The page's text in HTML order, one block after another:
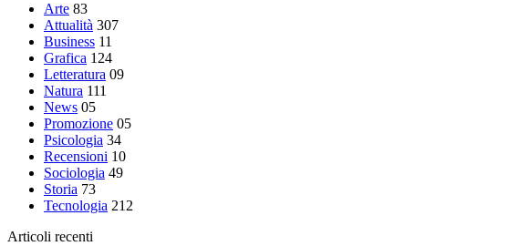
Arte 83
Attualità 307
Business 11
Grafica 124
Letteratura 09
Natura 111
News 05
Promozione 05
Psicologia 34
Recensioni 10
Sociologia 49
Storia 73
Tecnologia 212
Articoli recenti